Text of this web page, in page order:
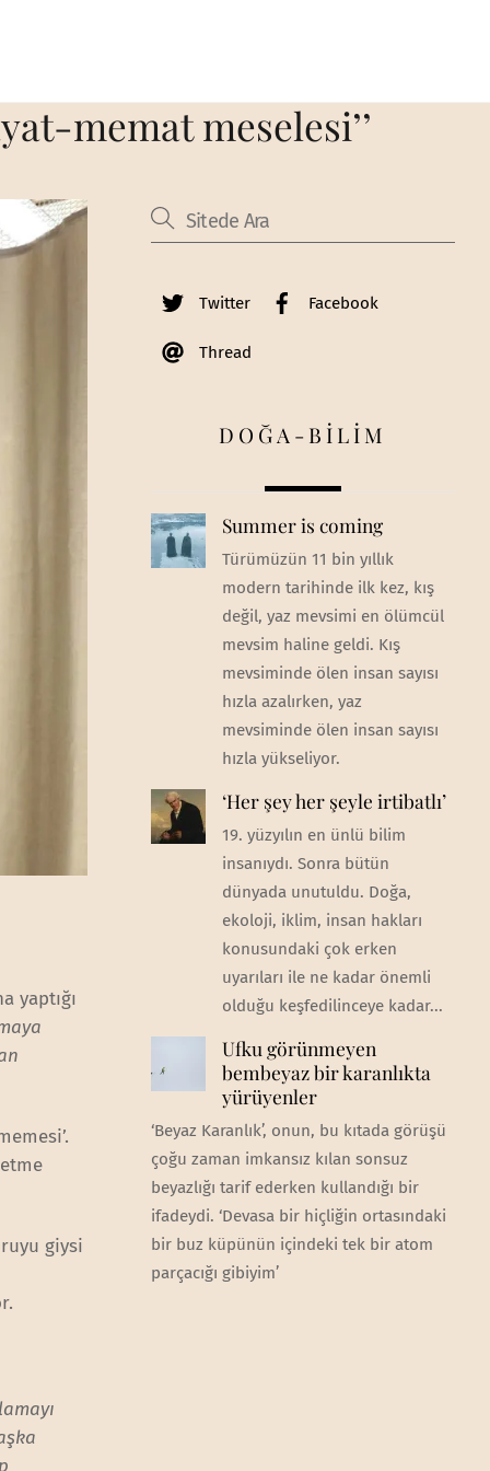
memat meselesi’’
yaptığı
giysi
Twitter Facebook
Thread
DOĞA-BİLİM
Summer is coming
Türümüzün 11 bin yıllık
modern tarihinde ilk kez, kış
değil, yaz mevsimi en ölümcül
mevsim haline geldi. Kış
mevsiminde ölen insan sayısı
hızla azalırken, yaz
mevsiminde ölen insan sayısı
hızla yükseliyor.
‘Her şey her şeyle irtibatlı’
19. yüzyılın en ünlü bilim
insanıydı. Sonra bütün
dünyada unutuldu. Doğa,
ekoloji, iklim, insan hakları
konusundaki çok erken
uyarıları ile ne kadar önemli
olduğu keşfedilinceye kadar...
Ufku görünmeyen
bembeyaz bir karanlıkta
yürüyenler
‘Beyaz Karanlık’, onun, bu kıtada görüşü
çoğu zaman imkansız kılan sonsuz
beyazlığı tarif ederken kullandığı bir
ifadeydi. ‘Devasa bir hiçliğin ortasındaki
bir buz küpünün içindeki tek bir atom
parçacığı gibiyim’